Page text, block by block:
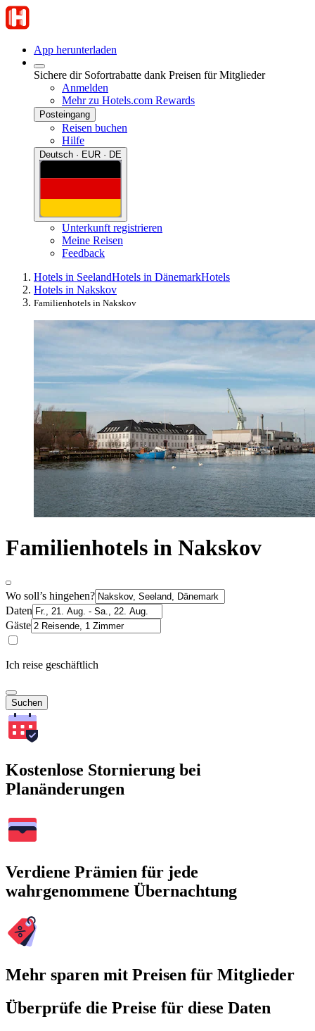
App herunterladen
Sichere dir Sofortrabatte dank Preisen für Mitglieder
Anmelden
Mehr zu Hotels.com Rewards
Posteingang
Reisen buchen
Hilfe
Deutsch · EUR · DE
Unterkunft registrieren
Meine Reisen
Feedback
Hotels in SeelandHotels in DänemarkHotels
Hotels in Nakskov
Familienhotels in Nakskov
Familienhotels in Nakskov
Wo soll’s hingehen?
Daten
Gäste
Ich reise geschäftlich
Suchen
Kostenlose Stornierung bei
Planänderungen
Verdiene Prämien für jede
wahrgenommene Übernachtung
Mehr sparen mit Preisen für Mitglieder
Überprüfe die Preise für diese Daten